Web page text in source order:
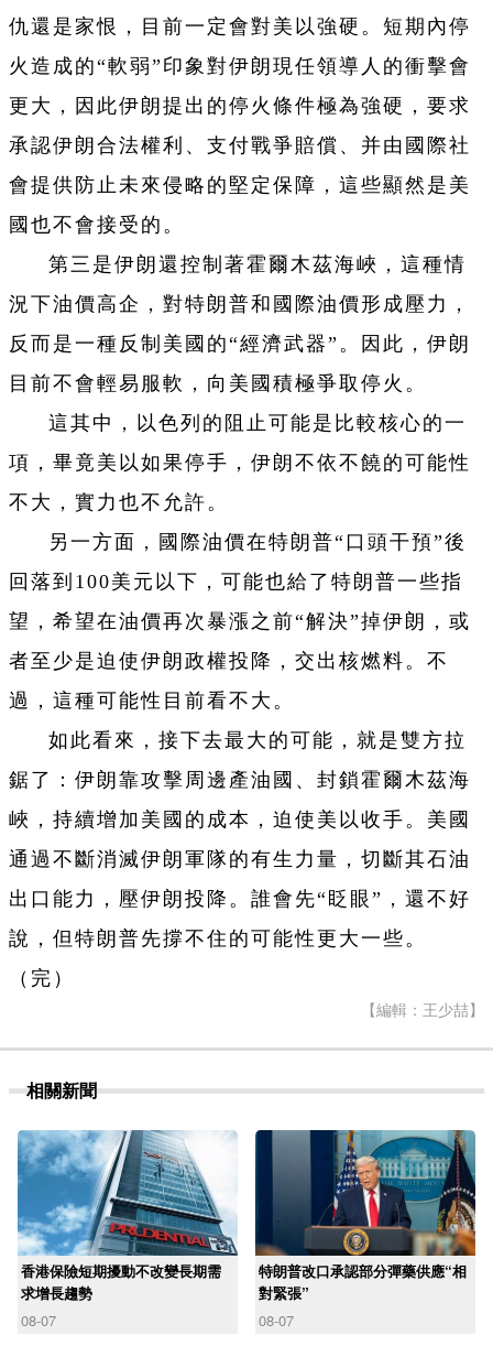
仇還是家恨，目前一定會對美以強硬。短期內停
火造成的“軟弱”印象對伊朗現任領導人的衝擊會
更大，因此伊朗提出的停火條件極為強硬，要求
承認伊朗合法權利、支付戰爭賠償、并由國際社
會提供防止未來侵略的堅定保障，這些顯然是美
國也不會接受的。
第三是伊朗還控制著霍爾木茲海峽，這種情
況下油價高企，對特朗普和國際油價形成壓力，
反而是一種反制美國的“經濟武器”。因此，伊朗
目前不會輕易服軟，向美國積極爭取停火。
這其中，以色列的阻止可能是比較核心的一
項，畢竟美以如果停手，伊朗不依不饒的可能性
不大，實力也不允許。
另一方面，國際油價在特朗普“口頭干預”後
回落到100美元以下，可能也給了特朗普一些指
望，希望在油價再次暴漲之前“解決”掉伊朗，或
者至少是迫使伊朗政權投降，交出核燃料。不
過，這種可能性目前看不大。
如此看來，接下去最大的可能，就是雙方拉
鋸了：伊朗靠攻擊周邊產油國、封鎖霍爾木茲海
峽，持續增加美國的成本，迫使美以收手。美國
通過不斷消滅伊朗軍隊的有生力量，切斷其石油
出口能力，壓伊朗投降。誰會先“眨眼”，還不好
說，但特朗普先撐不住的可能性更大一些。
（完）
【編輯：王少喆】
相關新聞
香港保險短期擾動不改變長期需
求增長趨勢
08-07
特朗普改口承認部分彈藥供應“相
對緊張”
08-07